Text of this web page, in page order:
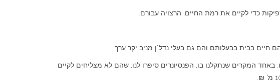
כדי לקיים את רמת החיים, הרצויה עבורם.
בבית בבעלותם והם גם בעלי נדל"ן מניב יקר ערך.
המקרים שנתקלנו בו, הפנסיונרים סיפרו לנו, שהם לא מצליחים לקיים